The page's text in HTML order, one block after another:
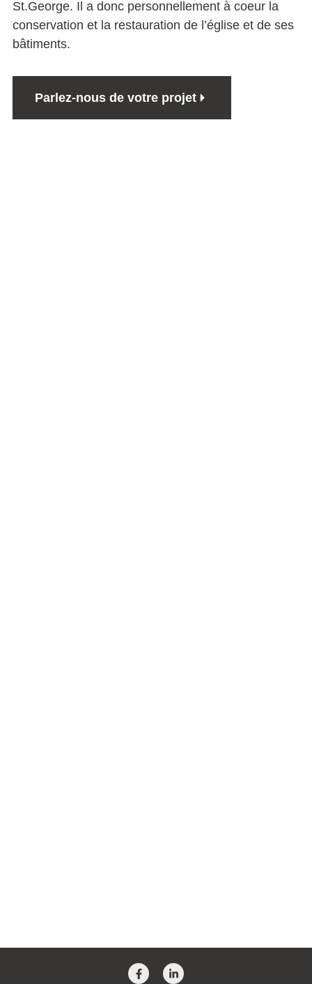
St.George. Il a donc personnellement à coeur la
conservation et la restauration de l’église et de ses
bâtiments.
Parlez-nous de votre projet